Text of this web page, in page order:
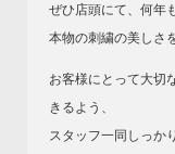
ぜひ店頭にて、何年
本物の刺繍の美しさ
お客様にとって大切
きるよう、
スタッフ一同しっか